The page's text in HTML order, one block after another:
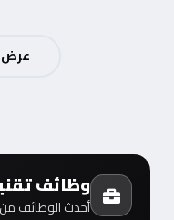
عرض
وظائف
أحدث الوظائف